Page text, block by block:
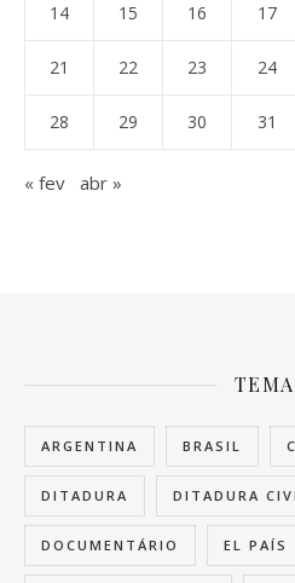
14 15 16 17
21 22 23 24
28 29 30 31
« fev abr »
ARGENTINA BRASIL
DITADURA DITADURA
DOCUMENTÁRIO EL PAÍS